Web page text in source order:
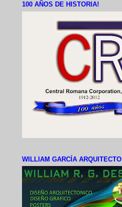
100 AÑOS DE HISTORIA!
WILLIAM GARCÍA ARQUITECTO